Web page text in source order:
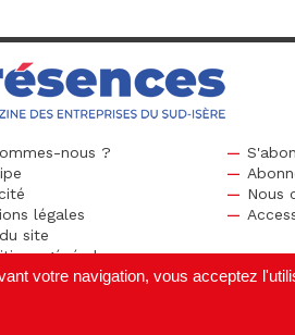
nous ?
Nous
légales
site
générales
votre navigation, vous acceptez